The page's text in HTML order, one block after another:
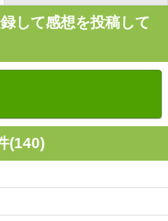
して感想を投稿して
(140)